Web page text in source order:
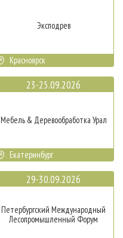
Эксподрев
Красноярск
23-25.09.2026
Мебель & Деревообработка Урал
Екатеринбург
29-30.09.2026
Петербургский Международный
Лесопромышленный Форум